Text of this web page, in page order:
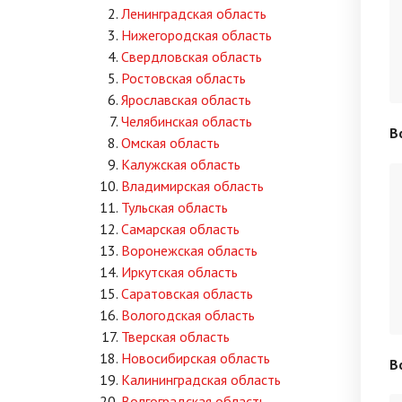
Ленинградская область
Нижегородская область
Свердловская область
Ростовская область
Ярославская область
Челябинская область
Омская область
Калужская область
Владимирская область
Тульская область
Самарская область
Воронежская область
Иркутская область
Саратовская область
Вологодская область
Тверская область
Новосибирская область
Калининградская область